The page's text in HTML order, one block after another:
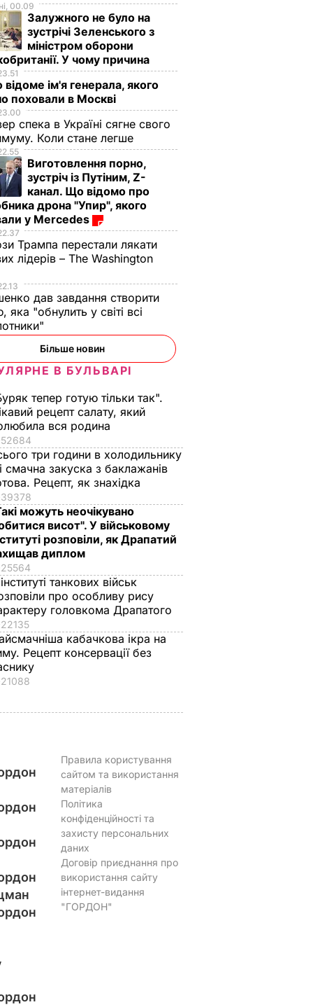
рейс
28
Названа найкраща
сіль для консервації,
оберіть її – і кришки
на банках не
5 серпня, 19.25БУЛЬВАР
00.09
Залужного не було на
зустрічі Зеленського з
міністром оборони
У чому причина
відоме ім'я генерала, якого
поховали в Москві
спека в Україні сягне свого
Коли стане легше
Виготовлення порно,
зустріч із Путіним, Z-
канал. Що відомо про
дрона "Упир", якого
у Mercedes
Трампа перестали лякати
лідерів – The Washington
дав завдання створити
яка "обнулить у світі всі
Більше новин
В БУЛЬВАРІ
тепер готую тільки так".
рецепт салату, який
вся родина
52684
три години в холодильнику
смачна закуска з баклажанів
Рецепт, як знахідка
39378
можуть неочікувано
висот". У військовому
розповіли, як Драпатий
диплом
25564
танкових військ
про особливу рису
головкома Драпатого
22135
кабачкова ікра на
Рецепт консервації без
21088
Правила користування
сайтом та використання
матеріалів
Політика
конфіденційності та
захисту персональних
даних
Договір приєднання про
використання сайту
інтернет-видання
"ГОРДОН"